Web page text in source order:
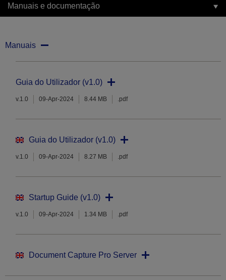
Manuais e documentação
Manuais
Guia do Utilizador (v1.0)
v.1.0 09-Apr-2024 8.44 MB .pdf
Guia do Utilizador (v1.0)
v.1.0 09-Apr-2024 8.27 MB .pdf
Startup Guide (v1.0)
v.1.0 09-Apr-2024 1.34 MB .pdf
Document Capture Pro Server